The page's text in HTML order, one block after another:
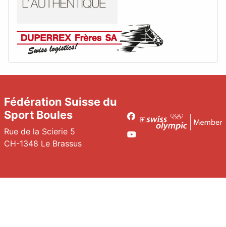
Fédération Suisse du
Sport Boules
Rue de la Scierie 5
CH-1348 Le Brassus
Facebook